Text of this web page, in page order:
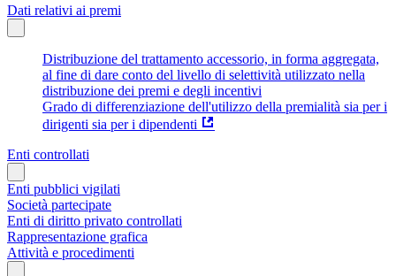
Dati relativi ai premi
Distribuzione del trattamento accessorio, in forma aggregata,
al fine di dare conto del livello di selettività utilizzato nella
distribuzione dei premi e degli incentivi
Grado di differenziazione dell'utilizzo della premialità sia per i
dirigenti sia per i dipendenti
Enti controllati
Enti pubblici vigilati
Società partecipate
Enti di diritto privato controllati
Rappresentazione grafica
Attività e procedimenti